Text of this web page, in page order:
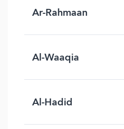
Ar-Rahmaan
Al-Waaqia
Al-Hadid